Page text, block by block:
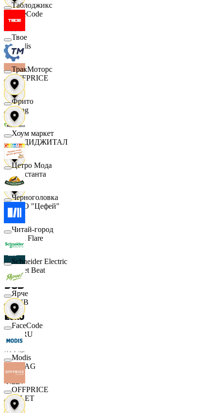
FaceCode
Modis
OFFPRICE
string
X5 ДИДЖИТАЛ
Константа
ООО "Цефей"
Finn Flare
Street Beat
DUB
ECRU
MAAG
VILET
Таблоджикс
Твое
ТракМоторс
Фрито
Хоум маркет
Цетро Мода
Черноголовка
Читай-город
Schneider Electric
Ярче
FaceCode
Modis
OFFPRICE